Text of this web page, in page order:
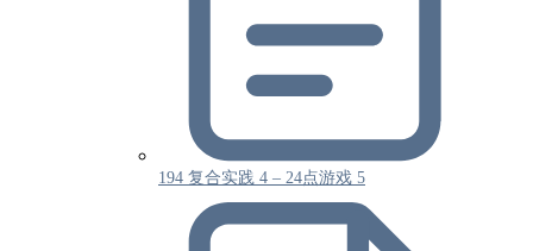
194 复合实践 4 – 24点游戏 5